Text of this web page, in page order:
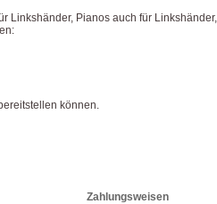
Linkshänder, Pianos auch für Linkshänder,
können.
Zahlungsweisen